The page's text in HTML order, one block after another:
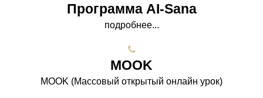
Программа AI-Sana
подробнее...
МООK
МООK (Массовый открытый онлайн урок)